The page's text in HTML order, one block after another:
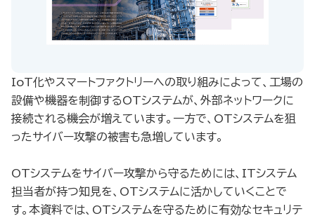
IoT化やスマートファクトリーへの取り組みによって、工場の
設備や機器を制御するOTシステムが、外部ネットワークに
接続される機会が増えています。一方で、OTシステムを狙
ったサイバー攻撃の被害も急増しています。
OTシステムをサイバー攻撃から守るためには、ITシステム
担当者が持つ知見を、OTシステムに活かしていくことで
す。本資料では、OTシステムを守るために有効なセキュリテ